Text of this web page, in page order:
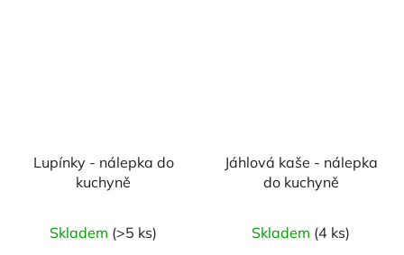
Lupínky - nálepka do
kuchyně
hodnocení
Skladem (>5 ks)
Jáhlová kaše - nálepka
do kuchyně
Skladem (4 ks)